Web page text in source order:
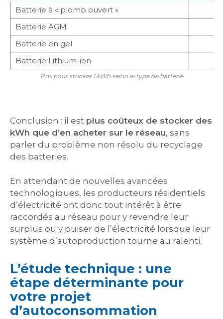
Batterie à « plomb ouvert »
Batterie AGM
Batterie en gel
Batterie Lithium-ion
Prix pour stocker 1 kWh selon le type de batterie
Conclusion : il est plus coûteux de stocker des
kWh que d’en acheter sur le réseau, sans
parler du problème non résolu du recyclage
des batteries.
En attendant de nouvelles avancées
technologiques, les producteurs résidentiels
d’électricité ont donc tout intérêt à être
raccordés au réseau pour y revendre leur
surplus ou y puiser de l’électricité lorsque leur
système d’autoproduction tourne au ralenti.
L’étude technique : une
étape déterminante pour
votre projet
d’autoconsommation